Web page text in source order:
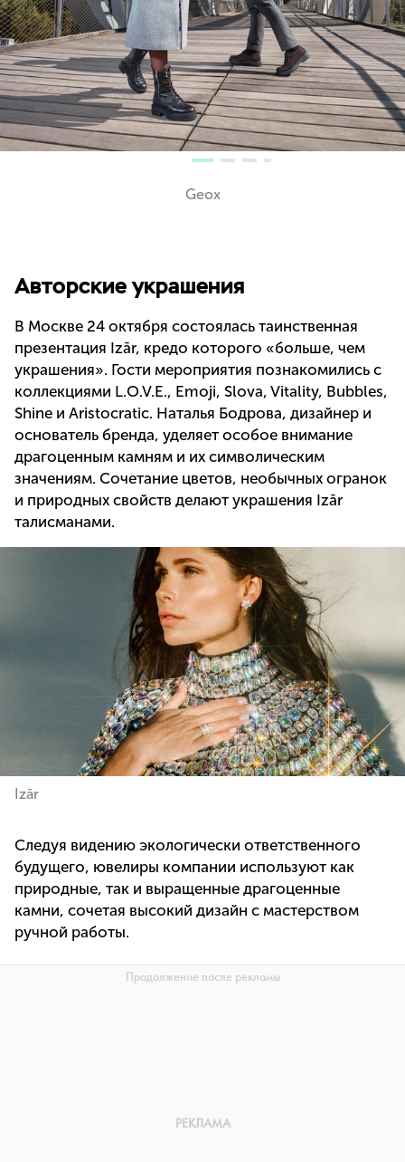
Geox
Авторские украшения
В Москве 24 октября состоялась таинственная
презентация Izār, кредо которого «больше, чем
украшения». Гости мероприятия познакомились с
коллекциями L.O.V.E., Emoji, Slova, Vitality, Bubbles,
Shine и Aristocratic. Наталья Бодрова, дизайнер и
основатель бренда, уделяет особое внимание
драгоценным камням и их символическим
значениям. Сочетание цветов, необычных огранок
и природных свойств делают украшения Izār
талисманами.
Izār
Следуя видению экологически ответственного
будущего, ювелиры компании используют как
природные, так и выращенные драгоценные
камни, сочетая высокий дизайн с мастерством
ручной работы.